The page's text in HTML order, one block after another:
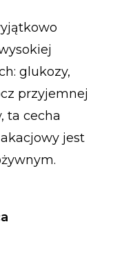
glukozy,
przyjemnej
ta cecha
jest